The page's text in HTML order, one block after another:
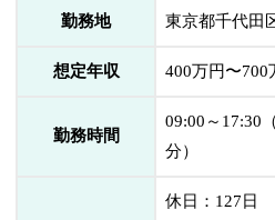
勤務地 東京都千代田
想定年収 400万円〜700
勤務時間
09:00～17:30
分）
休日：127日